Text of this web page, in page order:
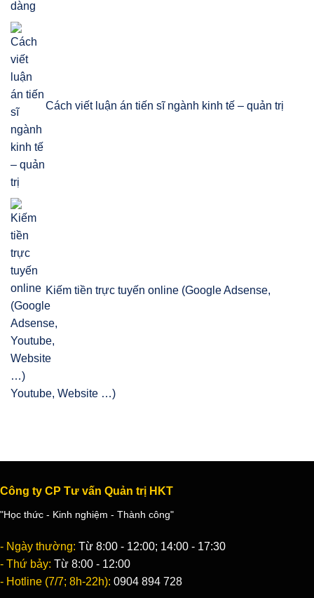
Cách viết luận án tiến sĩ ngành kinh tế – quản trị
Kiếm tiền trực tuyến online (Google Adsense,
Youtube, Website …)
Công ty CP Tư vấn Quản trị HKT
"Học thức - Kinh nghiệm - Thành công"
- Ngày thường: Từ 8:00 - 12:00; 14:00 - 17:30
- Thứ bảy: Từ 8:00 - 12:00
- Hotline (7/7; 8h-22h): 0904 894 728